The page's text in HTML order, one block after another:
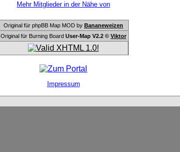
Mehr Mitglieder in der Nähe von
Original für phpBB Map MOD by Bananeweizen
Original für Burning Board User-Map V2.2 © Viktor
Impressum